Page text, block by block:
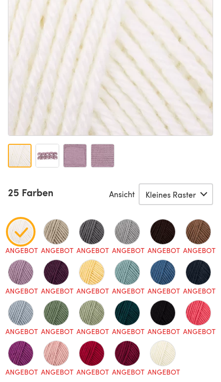
25 Farben Ansicht
ANGEBOT ANGEBOT ANGEBOT ANGEBOT ANGEBOT ANGEBOT
ANGEBOT ANGEBOT ANGEBOT ANGEBOT ANGEBOT ANGEBOT
ANGEBOT ANGEBOT ANGEBOT ANGEBOT ANGEBOT ANGEBOT
ANGEBOT ANGEBOT ANGEBOT ANGEBOT ANGEBOT